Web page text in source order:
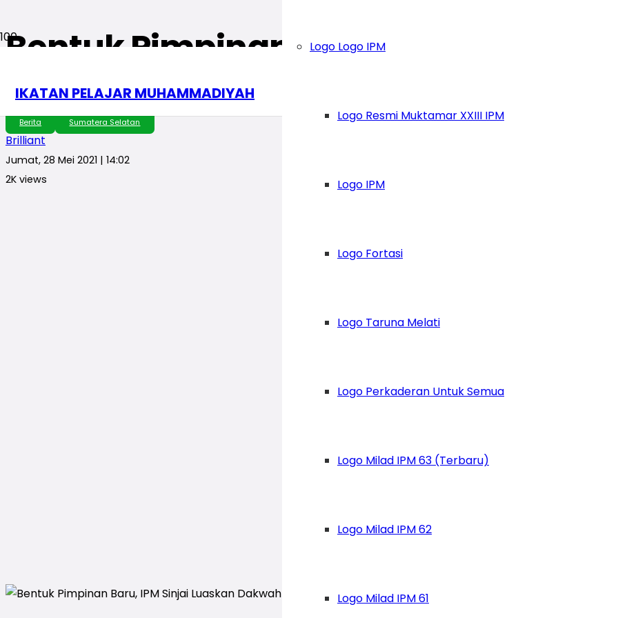
IKATAN PELAJAR MUHAMMADIYAH
Logo Logo IPM
Logo Resmi Muktamar XXIII IPM
Logo IPM
Logo Fortasi
Logo Taruna Melati
Logo Perkaderan Untuk Semua
Logo Milad IPM 63 (Terbaru)
Logo Milad IPM 62
Logo Milad IPM 61
Bentuk Pimpinan Baru, IPM Sinjai
Organisasi
Berita Sumatera Selatan
Brilliant
Jumat, 28 Mei 2021 | 14:02
2K views